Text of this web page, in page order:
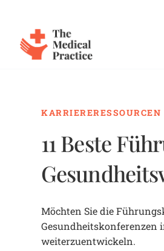
KARRIERERESSOURCEN
11 Beste
Möchten Sie die
Gesundheitskonferenzen
weiterzuentwickeln.